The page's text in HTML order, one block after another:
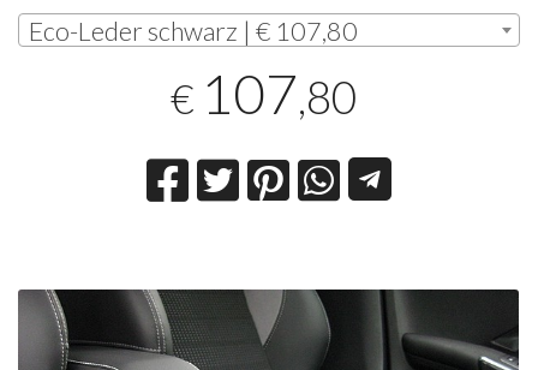
Eco-Leder schwarz | € 107,80
€ 107,80